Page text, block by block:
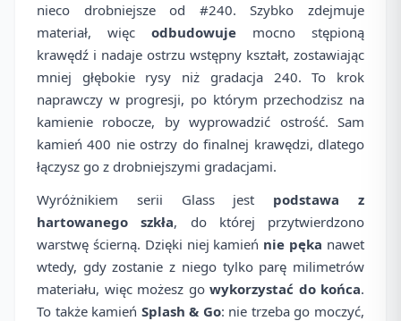
nieco drobniejsze od #240. Szybko zdejmuje
materiał, więc odbudowuje mocno stępioną
krawędź i nadaje ostrzu wstępny kształt, zostawiając
mniej głębokie rysy niż gradacja 240. To krok
naprawczy w progresji, po którym przechodzisz na
kamienie robocze, by wyprowadzić ostrość. Sam
kamień 400 nie ostrzy do finalnej krawędzi, dlatego
łączysz go z drobniejszymi gradacjami.
Wyróżnikiem serii Glass jest podstawa z
hartowanego szkła, do której przytwierdzono
warstwę ścierną. Dzięki niej kamień nie pęka nawet
wtedy, gdy zostanie z niego tylko parę milimetrów
materiału, więc możesz go wykorzystać do końca.
To także kamień Splash & Go: nie trzeba go moczyć,